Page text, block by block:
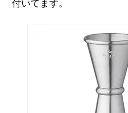
付いてます。